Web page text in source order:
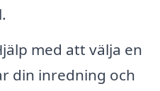
med att välja en
din inredning och